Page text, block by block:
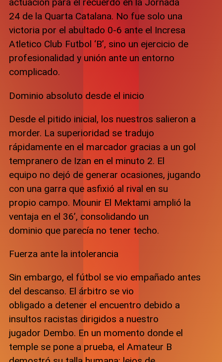
actuación para el recuerdo en la Jornada
24 de la Quarta Catalana. No fue solo una
victoria por el abultado 0-6 ante el Incresa
Atletico Club Futbol ‘B’, sino un ejercicio de
profesionalidad y unión ante un entorno
complicado.
Dominio absoluto desde el inicio
Desde el pitido inicial, los nuestros salieron a
morder. La superioridad se tradujo
rápidamente en el marcador gracias a un gol
tempranero de Izan en el minuto 2. El
equipo no dejó de generar ocasiones, jugando
con una garra que asfixió al rival en su
propio campo. Mounir El Mektami amplió la
ventaja en el 36’, consolidando un
dominio que parecía no tener techo.
Fuerza ante la intolerancia
Sin embargo, el fútbol se vio empañado antes
del descanso. El árbitro se vio
obligado a detener el encuentro debido a
insultos racistas dirigidos a nuestro
jugador Dembo. En un momento donde el
temple se pone a prueba, el Amateur B